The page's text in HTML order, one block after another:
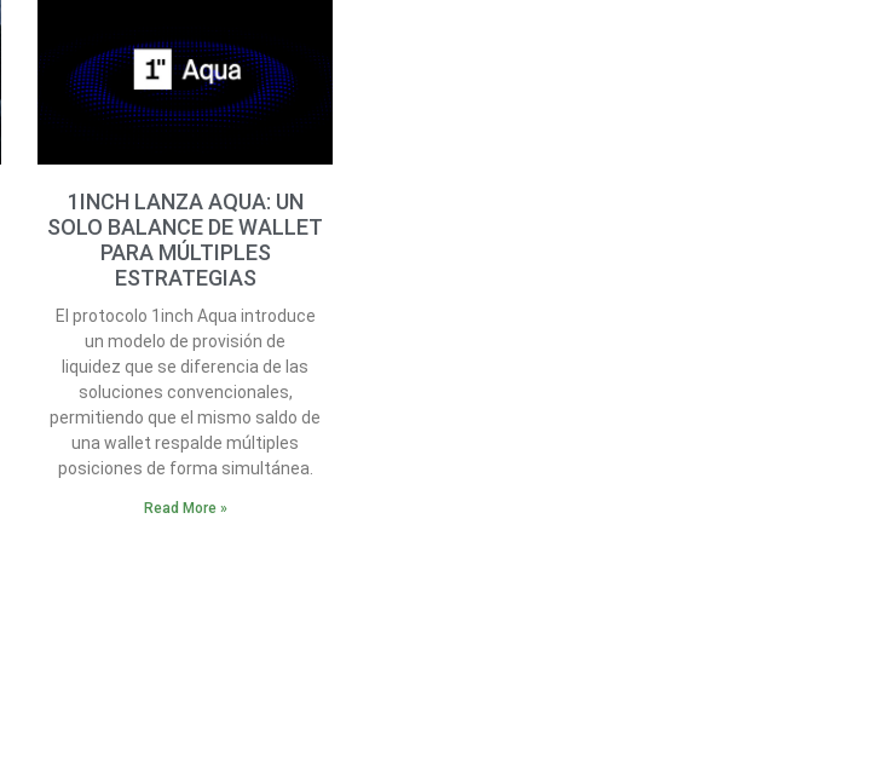
1INCH LANZA AQUA: UN
SOLO BALANCE DE WALLET
PARA MÚLTIPLES
ESTRATEGIAS
El protocolo 1inch Aqua introduce
un modelo de provisión de
liquidez que se diferencia de las
soluciones convencionales,
permitiendo que el mismo saldo de
una wallet respalde múltiples
posiciones de forma simultánea.
Read More »